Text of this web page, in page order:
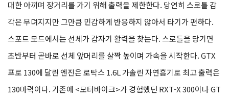
대한 아끼며 장거리를 가기 위해 출력을 제한한다. 당연히 스로틀 감
각은 무뎌지지만 그만큼 민감하게 반응하지 않아서 타기가 편하다.
스포트 모드에서는 선체가 갑자기 활력을 찾는다. 스로틀을 당기면
초반부터 곧바로 선체 앞머리를 살짝 높이며 가속을 시작한다. GTX
프로 130에 달린 엔진은 로탁스 1.6L 가솔린 자연흡기로 최고 출력은
130마력이다. 기존에 <모터바이크>가 경험했던 RXT-X 300이나 GT